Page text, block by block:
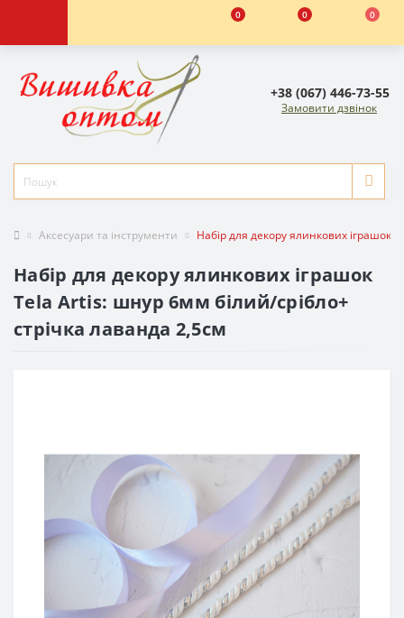
0 0 0
+38 (067) 446-73-55
Замовити дзвінок
Аксесуари та інструменти Набір для декору ялинкових іграшок
Набір для декору ялинкових іграшок
Tela Artis: шнур 6мм білий/срібло+
стрічка лаванда 2,5см